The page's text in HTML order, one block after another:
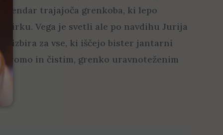
vendar trajajoča grenkoba, ki lepo
Vega je svetli ale po navdihu Jurija
izbira za vse, ki iščejo bister jantarni
aromo in čistim, grenko uravnoteženim